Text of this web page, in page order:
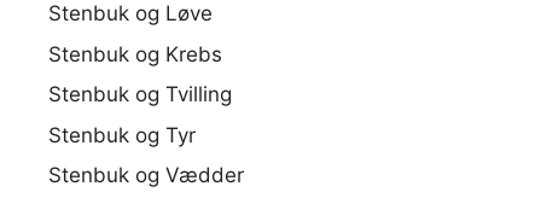
Stenbuk og Løve
Stenbuk og Krebs
Stenbuk og Tvilling
Stenbuk og Tyr
Stenbuk og Vædder